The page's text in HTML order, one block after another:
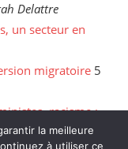
Delattre
un secteur en
migratoire 5
racisme :
droite 31
la meilleure
à utiliser ce